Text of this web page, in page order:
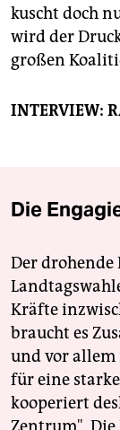
kuscht doch
wird der
großen
INTERVIEW:
Die
Der drohende
Kräfte
braucht es
und vor allem
für eine
kooperiert